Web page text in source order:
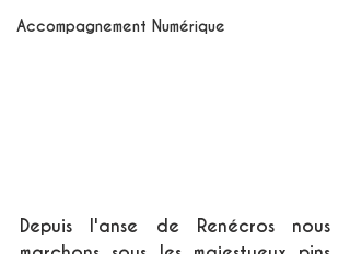
Accompagnement Numérique
Depuis l'anse de Renécros nous